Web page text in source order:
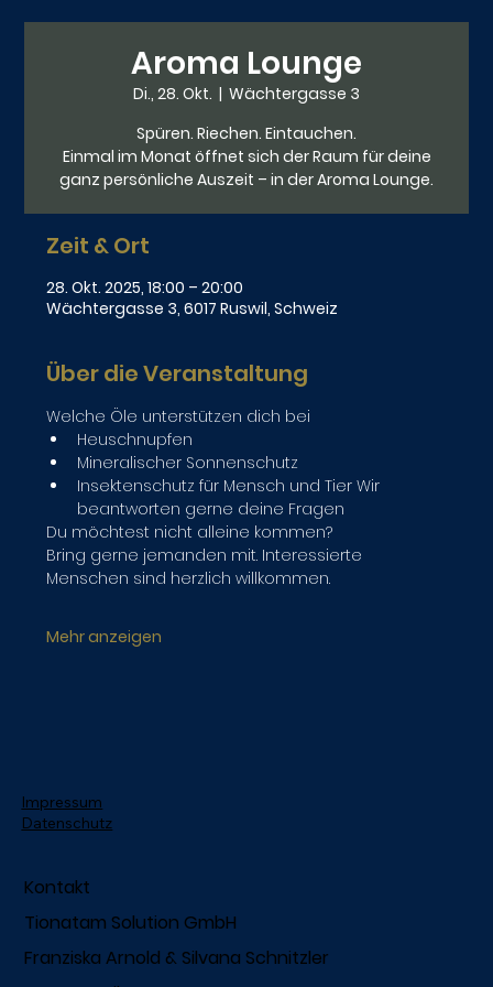
Aroma Lounge
Di., 28. Okt.
  |
Wächtergasse 3
Spüren. Riechen. Eintauchen.
Einmal im Monat öffnet sich der Raum für deine
ganz persönliche Auszeit – in der Aroma Lounge.
Zeit & Ort
28. Okt. 2025, 18:00 – 20:00
Wächtergasse 3, 6017 Ruswil, Schweiz
Über die Veranstaltung
Welche Öle unterstützen dich bei
Heuschnupfen
Mineralischer Sonnenschutz
Insektenschutz für Mensch und Tier Wir
beantworten gerne deine Fragen
Du möchtest nicht alleine kommen?
Bring gerne jemanden mit. Interessierte
Menschen sind herzlich willkommen.
Mehr anzeigen
Impressum
Datenschutz
Kontakt
Tionatam Solution GmbH
Franziska Arnold & Silvana Schnitzler